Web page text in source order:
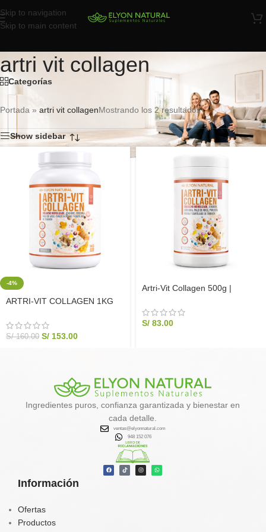
Skip to navigation
Skip to main content
artri vit collagen
Categorías
Portada » artri vit collagenMostrando los 2 resultados
Show sidebar
-4%
ARTRI-VIT COLLAGEN 1KG
Elyon Natural
S/160.00 S/ 153.00
Artri-Vit Collagen 500g |
Cartílago de Tiburón
S/ 83.00
Información
Ofertas
Productos
Ingredientes puros, confianza garantizada y bienestar en
cada detalle.
ventas@elyonnatural.com
948 152 076